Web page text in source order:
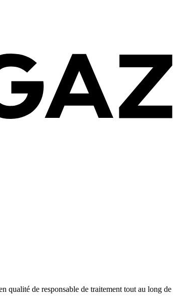
qualité de responsable de traitement tout au long de